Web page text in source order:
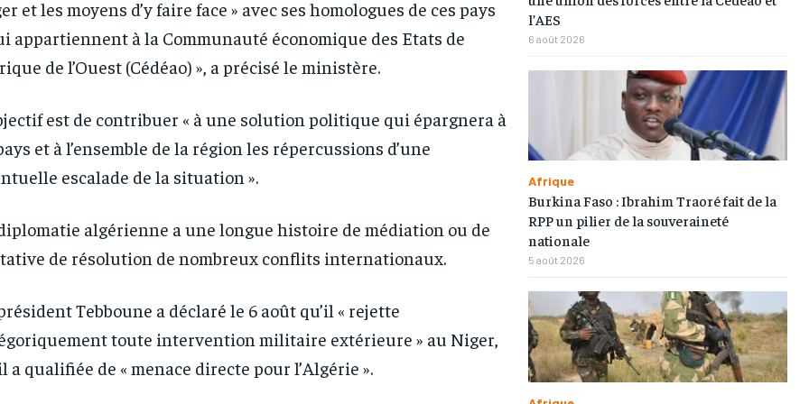
1-YEAR
Pay now and you get access to exclusive
1-MONTH
By agreeing to this tier, you are billed
every month after the first one until you
opt out of the monthly subscription.
1-YEAR
Pay now and you get access to exclusive
1-MONTH
By agreeing to this tier, you are billed
every month after the first one until you
opt out of the monthly subscription.
et les moyens d’y faire face » avec ses homologues de ces pays
appartiennent à la Communauté économique des Etats de
de l’Ouest (Cédéao) », a précisé le ministère.
est de contribuer « à une solution politique qui épargnera à
et à l’ensemble de la région les répercussions d’une
escalade de la situation ».
algérienne a une longue histoire de médiation ou de
de résolution de nombreux conflits internationaux.
Tebboune a déclaré le 6 août qu’il « rejette
toute intervention militaire extérieure » au Niger,
a qualifiée de « menace directe pour l’Algérie ».
l’AES
6 août 2026
Afrique
Burkina Faso : Ibrahim Traoré fait de la
RPP un pilier de la souveraineté
nationale
5 août 2026